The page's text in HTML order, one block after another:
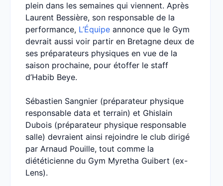
plein dans les semaines qui viennent. Après
Laurent Bessière, son responsable de la
performance, L’Équipe annonce que le Gym
devrait aussi voir partir en Bretagne deux de
ses préparateurs physiques en vue de la
saison prochaine, pour étoffer le staff
d’Habib Beye.
Sébastien Sangnier (préparateur physique
responsable data et terrain) et Ghislain
Dubois (préparateur physique responsable
salle) devraient ainsi rejoindre le club dirigé
par Arnaud Pouille, tout comme la
diététicienne du Gym Myretha Guibert (ex-
Lens).